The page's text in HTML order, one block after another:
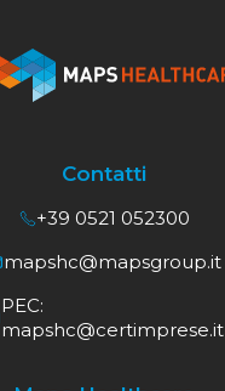
Contatti
+39 0521 052300
mapshc@mapsgroup.it
PEC:
mapshc@certimprese.it